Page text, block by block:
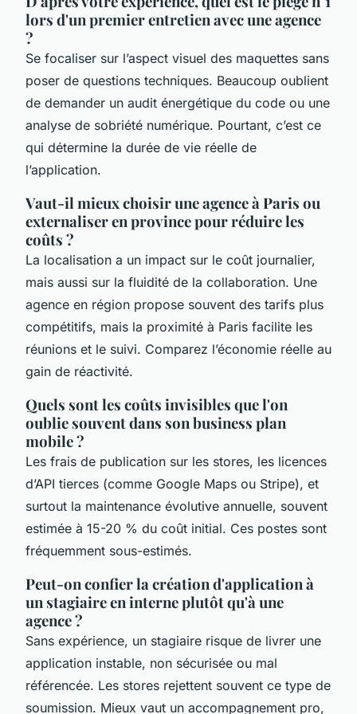
lors d'un premier entretien avec une agence
?
Se focaliser sur l’aspect visuel des maquettes sans
poser de questions techniques. Beaucoup oublient
de demander un audit énergétique du code ou une
analyse de sobriété numérique. Pourtant, c’est ce
qui détermine la durée de vie réelle de
l’application.
Vaut-il mieux choisir une agence à Paris ou
externaliser en province pour réduire les
coûts ?
La localisation a un impact sur le coût journalier,
mais aussi sur la fluidité de la collaboration. Une
agence en région propose souvent des tarifs plus
compétitifs, mais la proximité à Paris facilite les
réunions et le suivi. Comparez l’économie réelle au
gain de réactivité.
Quels sont les coûts invisibles que l'on
oublie souvent dans son business plan
mobile ?
Les frais de publication sur les stores, les licences
d’API tierces (comme Google Maps ou Stripe), et
surtout la maintenance évolutive annuelle, souvent
estimée à 15-20 % du coût initial. Ces postes sont
fréquemment sous-estimés.
Peut-on confier la création d'application à
un stagiaire en interne plutôt qu'à une
agence ?
Sans expérience, un stagiaire risque de livrer une
application instable, non sécurisée ou mal
référencée. Les stores rejettent souvent ce type de
soumission. Mieux vaut un accompagnement pro,